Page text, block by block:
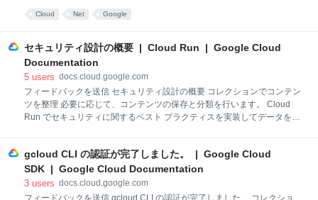
Cloud（VPC）ネットワークの間の接続を提供します。Partner
設に接続できない場所にデータセンターを設置しているお客様や、常時
10 Gbps の専用回線を必要としないお客様に便利にお使いいただけま
す。 Partner Interconnect を使用する前に 次の要件を満たしていること
Cloud Net Google
セキュリティ設計の概要 | Cloud Run | Google Cloud
Documentation
5 users docs.cloud.google.com
フィードバックを送信 セキュリティ設計の概要 コレクションでコンテン
ツを整理 必要に応じて、コンテンツの保存と分類を行います。 Cloud
Run でセキュリティに関するベスト プラクティスを実装してデータを保
十億ものコンテナをデプロイし、Gmail や YouTube などの世界最大のサ
イトをホストしている環境と同じ環境の Borg 上で動作します。Cloud
Run のコンポーネントは同じインフラストラクチャを共有しているた
め、他の Google サービスと同じセキュリティ標準で構築されていま
gcloud CLI の認証が完了しました。 | Google Cloud
SDK | Google Cloud Documentation
3 users docs.cloud.google.com
フィードバックを送信 gcloud CLI の認証が完了しました。 コレクショ